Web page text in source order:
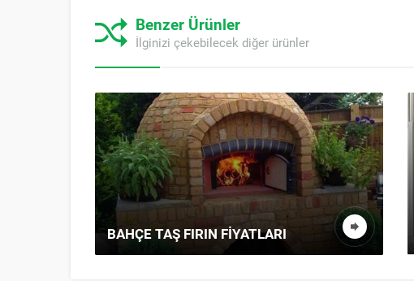
Benzer Ürünler
İlginizi çekebilecek diğer ürünler
BAHÇE TAŞ FIRIN FIYATLARI